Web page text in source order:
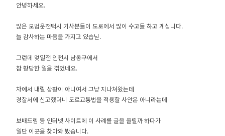
안녕하세요.
많은 모범운전택시 기사분들이 도로에서 많이 수고들 하고 계십니다.
늘 감사하는 마음을 가지고 있습닏.
그런데 몇일전 인천시 남동구에서
참 황당한 일을 겪었네요.
차에서 내릴 상황이 아니여서 그냥 지나쳐왔는데
경찰서에 신고했더니 도로교통법을 적용할 사안은 아니라는데
보배드림 등 인터넷 사이트에 이 사례를 글을 올릴까 하다가
일단 이곳을 찾아와 봤습니다.